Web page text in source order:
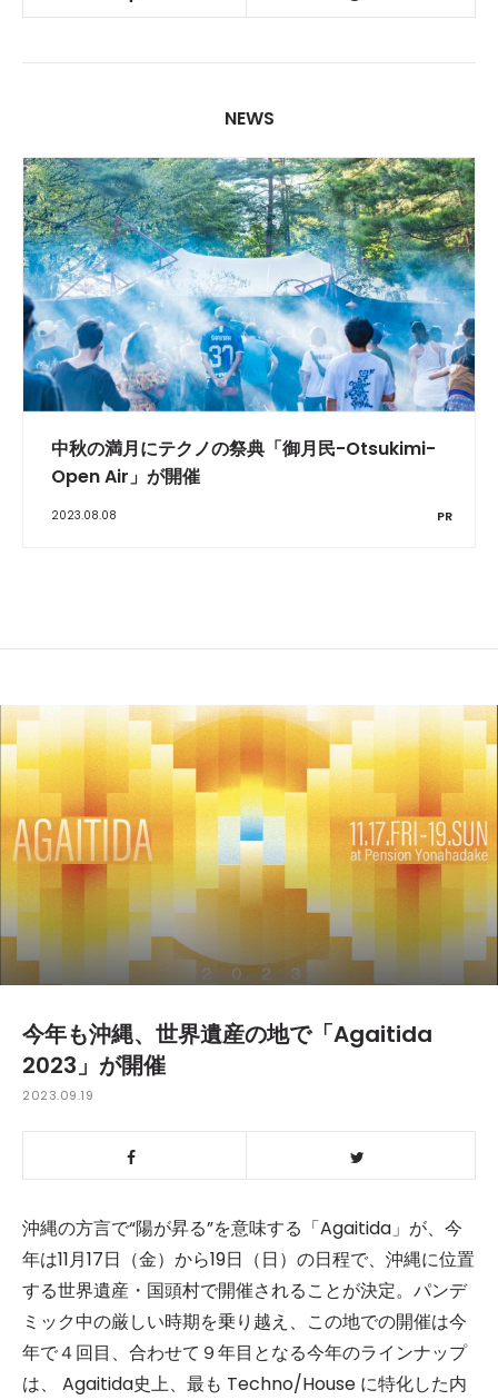
NEWS
中秋の満月にテクノの祭典「御月民-Otsukimi-
Open Air」が開催
2023.08.08 PR
今年も沖縄、世界遺産の地で「Agaitida
2023」が開催
2023.09.19
沖縄の方言で“陽が昇る”を意味する「Agaitida」が、今
年は11月17日（金）から19日（日）の日程で、沖縄に位置
する世界遺産・国頭村で開催されることが決定。パンデ
ミック中の厳しい時期を乗り越え、この地での開催は今
年で４回目、合わせて９年目となる今年のラインナップ
は、 Agaitida史上、最も Techno/House に特化した内